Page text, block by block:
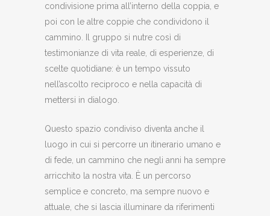
condivisione prima all’interno della coppia, e
poi con le altre coppie che condividono il
cammino. Il gruppo si nutre così di
testimonianze di vita reale, di esperienze, di
scelte quotidiane: è un tempo vissuto
nell’ascolto reciproco e nella capacità di
mettersi in dialogo.
Questo spazio condiviso diventa anche il
luogo in cui si percorre un itinerario umano e
di fede, un cammino che negli anni ha sempre
arricchito la nostra vita. È un percorso
semplice e concreto, ma sempre nuovo e
attuale, che si lascia illuminare da riferimenti